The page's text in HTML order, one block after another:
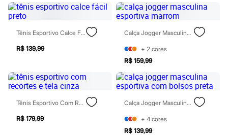
Dia dos Pais
Inverno
Roupas
Bermudas
Camisas
Camisetas e Regatas
Casacos e Jaquetas
Jeans
Polos
Acessórios
Bolsas e Mochilas
Chapéus e Bonés
Tênis Esportivo Calce Fácil Preto
R$ 139,99
Calça Jogger Masculina Esportiva Marrom
+ 2 cores
R$ 159,99
Tênis Esportivo Com Recortes E Tela Cinza
R$ 179,99
Calça Jogger Masculina Esportiva Com Bolsos Preta
+ 4 cores
R$ 139,99